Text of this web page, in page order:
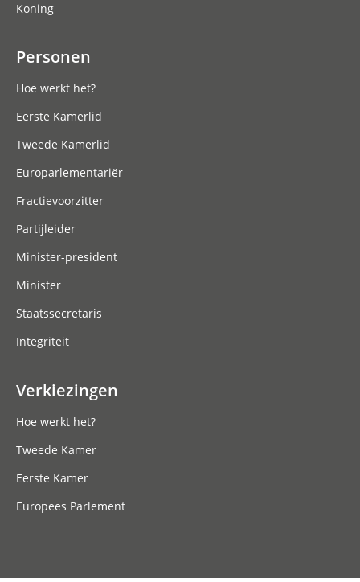
Koning
Personen
Hoe werkt het?
Eerste Kamerlid
Tweede Kamerlid
Europarlementariër
Fractievoorzitter
Partijleider
Minister-president
Minister
Staatssecretaris
Integriteit
Verkiezingen
Hoe werkt het?
Tweede Kamer
Eerste Kamer
Europees Parlement